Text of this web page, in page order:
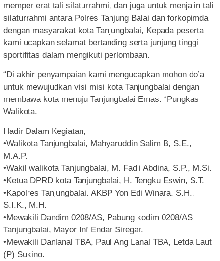
memper erat tali silaturrahmi, dan juga untuk menjalin tali
silaturrahmi antara Polres Tanjung Balai dan forkopimda
dengan masyarakat kota Tanjungbalai, Kepada peserta
kami ucapkan selamat bertanding serta junjung tinggi
sportifitas dalam mengikuti perlombaan.
“Di akhir penyampaian kami mengucapkan mohon do’a
untuk mewujudkan visi misi kota Tanjungbalai dengan
membawa kota menuju Tanjungbalai Emas. “Pungkas
Walikota.
Hadir Dalam Kegiatan,
•Walikota Tanjungbalai, Mahyaruddin Salim B, S.E.,
M.A.P.
•Wakil walikota Tanjungbalai, M. Fadli Abdina, S.P., M.Si.
•Ketua DPRD kota Tanjungbalai, H. Tengku Eswin, S.T.
•Kapolres Tanjungbalai, AKBP Yon Edi Winara, S.H.,
S.I.K., M.H.
•Mewakili Dandim 0208/AS, Pabung kodim 0208/AS
Tanjungbalai, Mayor Inf Endar Siregar.
•Mewakili Danlanal TBA, Paul Ang Lanal TBA, Letda Laut
(P) Sukino.